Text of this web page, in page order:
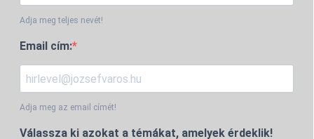
Adja meg teljes nevét!
Email cím:
Adja meg az email címét!
Válassza ki azokat a témákat, amelyek érdeklik!